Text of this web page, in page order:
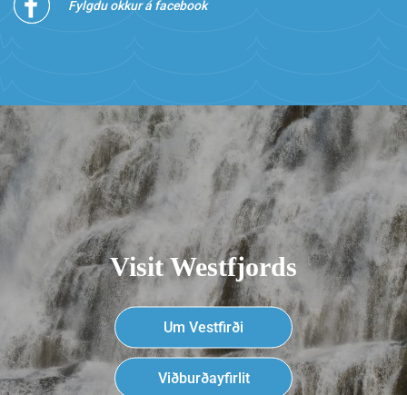
Fylgdu okkur á facebook
Visit Westfjords
Um Vestfirði
Viðburðayfirlit